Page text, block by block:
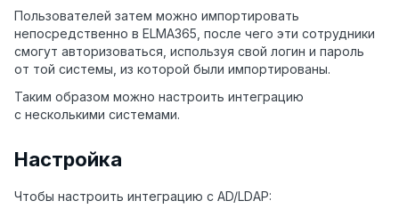
Пользователей затем можно импортировать
непосредственно в ELMA365, после чего эти сотрудники
смогут авторизоваться, используя свой логин и пароль
от той системы, из которой были импортированы.
Таким образом можно настроить интеграцию
с несколькими системами.
Настройка
Чтобы настроить интеграцию с AD/LDAP: